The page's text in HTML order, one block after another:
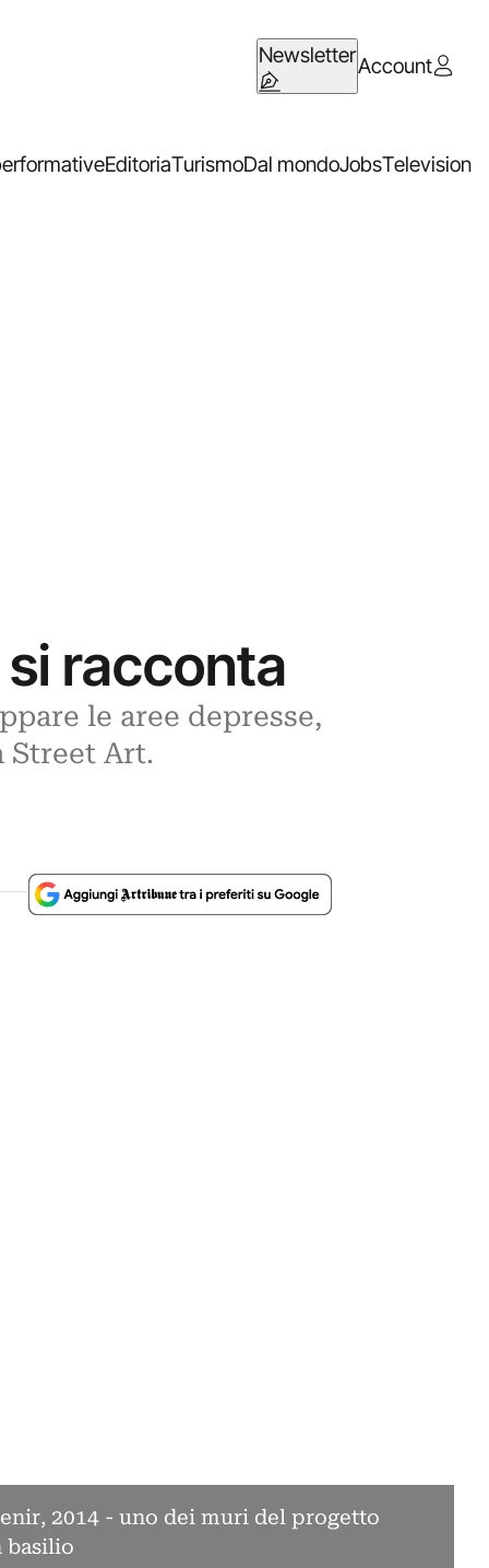
NewsletterAccount
EditoriaTurismoDal mondoJobsTelevision
racconta
le aree depresse,
Street Art.
2014 - uno dei muri del progetto
basilio